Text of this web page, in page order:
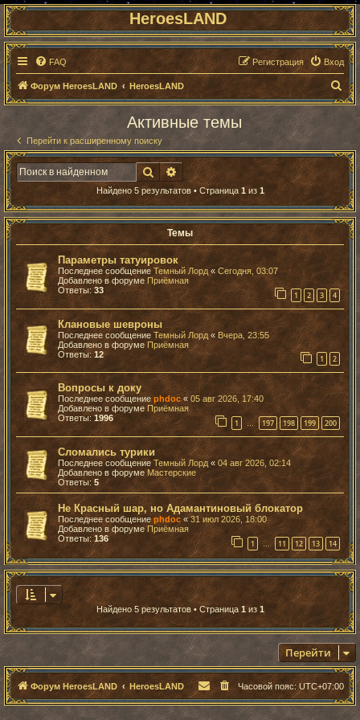
HeroesLAND
FAQ Вход
Регистрация
Форум HeroesLAND HeroesLAND
П
о
с
к
Активные темы
Перейти к расширенному поиску
ПоискРасширенный поиск
Найдено 5 результатов • Страница 1из 1
Темы
Параметры татуировок
Последнее сообщение Темный Лорд «Сегодня, 03:07
Добавлено в форуме Приёмная
Ответы:33 1 2 3 4
Клановые шевроны
Последнее сообщение Темный Лорд«Вчера, 23:55
Добавлено в форуме Приёмная
Ответы: 12 1 2
Вопросы к доку
Последнее сообщение phdoc« 05 авг 2026, 17:40
Добавлено в форуме Приёмная
Ответы:1996 1 … 197 198 199 200
Сломались турики
Последнее сообщение Темный Лорд« 04 авг 2026, 02:14
Добавлено в форуме Мастерские
Ответы: 5
Не Красный шар, но Адамантиновый блокатор
Последнее сообщениеphdoc «31 июл 2026, 18:00
Добавлено в форумеПриёмная
Ответы: 136 1 … 11 12 13 14
Найдено 5 результатов • Страница 1из 1
Перейти
Форум HeroesLAND HeroesLAND Часовой пояс:UTC+07:00